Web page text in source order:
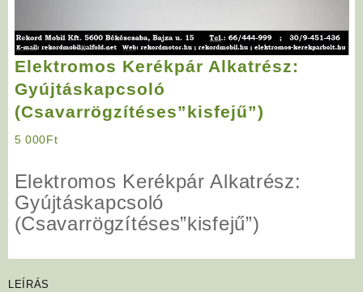
Elektromos Kerékpár Alkatrész:
Gyújtáskapcsoló
(Csavarrögzítéses”kisfejű”)
5 000Ft
Elektromos Kerékpár Alkatrész:
Gyújtáskapcsoló
(Csavarrögzítéses”kisfejű”)
LEÍRÁS